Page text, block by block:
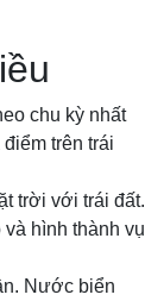
chu kỳ nhất
trên trái
trời với trái đất.
hình thành vụ
Nước biển